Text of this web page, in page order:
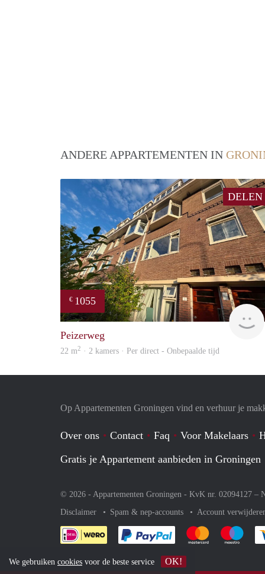
ANDERE APPARTEMENTEN IN
DELEN
€ 1055
Peizerweg
22 m2 · 2 kamers · Per direct - Onbepaalde tijd
Op Appartementen Groningen vind en verhuur je
Over ons Contact Faq Voor Makelaars
Gratis je Appartement aanbieden in Groningen
© 2026 - Appartementen Groningen - KvK nr. 02094127 –
Disclaimer
Spam & nep-accounts Account
Je rekent gemakkelijk af
Je rekent Je
We gebruiken cookies voor de beste service OK!